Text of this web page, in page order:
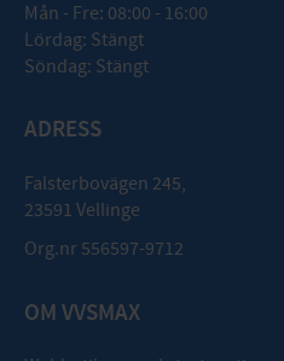
Mån - Fre: 08:00 - 16:00
Lördag: Stängt
Söndag: Stängt
ADRESS
Falsterbovägen 245,
23591 Vellinge
Org.nr 556597-9712
OM VVSMAX